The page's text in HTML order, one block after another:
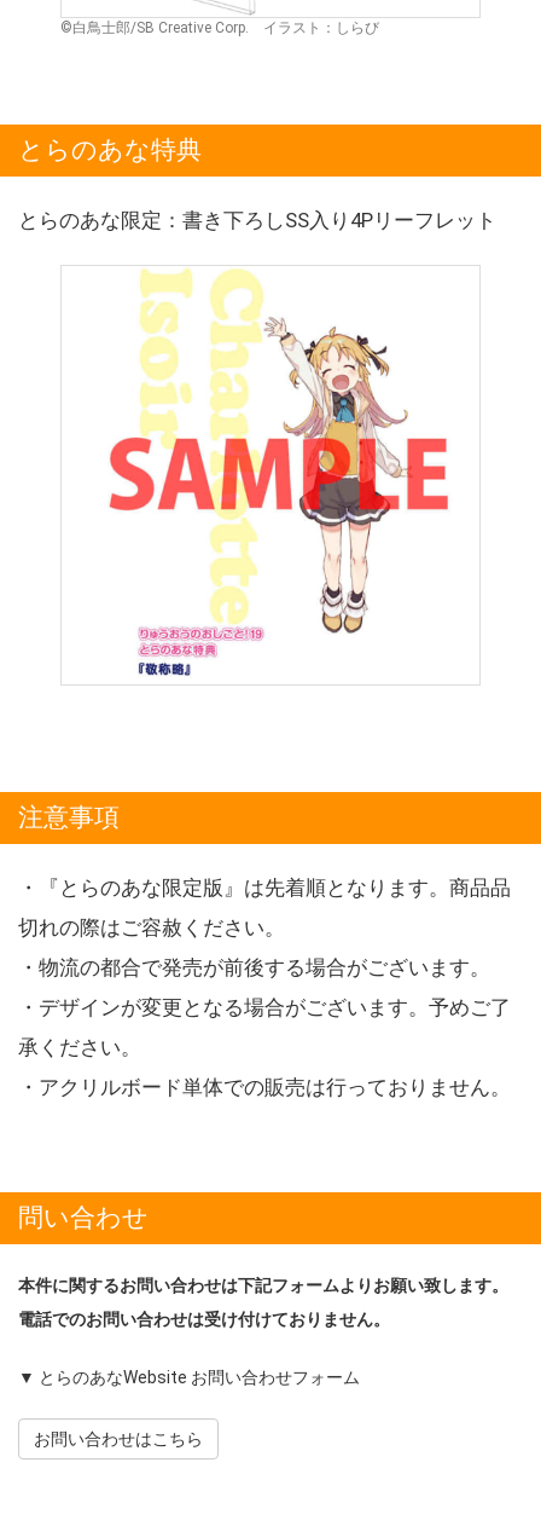
©白鳥士郎/SB Creative Corp. イラスト：しらび
とらのあな特典
とらのあな限定：書き下ろしSS入り4Pリーフレット
注意事項
・『とらのあな限定版』は先着順となります。商品品
切れの際はご容赦ください。
・物流の都合で発売が前後する場合がございます。
・デザインが変更となる場合がございます。予めご了
承ください。
・アクリルボード単体での販売は行っておりません。
問い合わせ
本件に関するお問い合わせは下記フォームよりお願い致します。
電話でのお問い合わせは受け付けておりません。
▼ とらのあなWebsite お問い合わせフォーム
お問い合わせはこちら